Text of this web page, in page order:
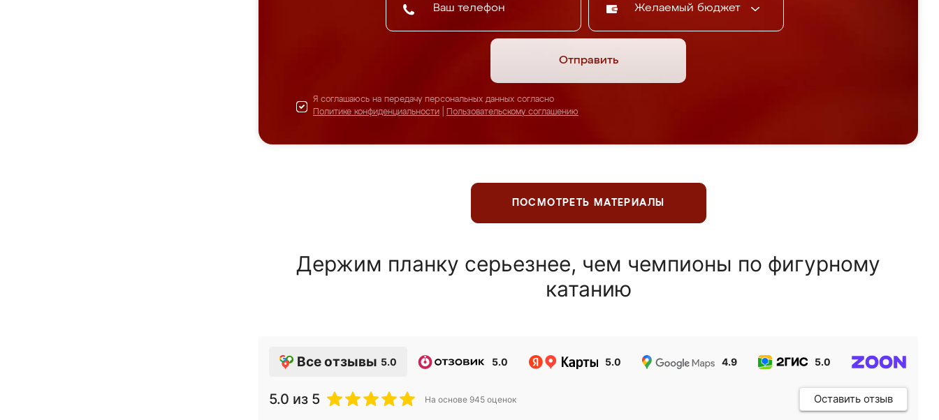
Желаемый бюджет
Отправить
Я соглашаюсь на передачу персональных данных согласно
Политике конфиденциальности
Пользовательскому соглашению
ПОСМОТРЕТЬ МАТЕРИАЛЫ
Держим планку серьезнее, чем чемпионы по фигурному
катанию
Все отзывы 5.0 5.0 5.0 4.9 5.0
5.0 из 5 На основе 945 оценок Оставить отзыв